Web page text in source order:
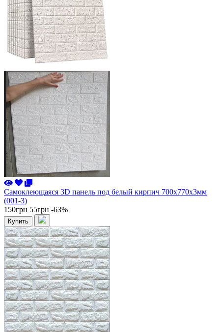
Самоклеющаяся 3D панель под белый кирпич 700x770x3мм
(001-3)
150грн 55грн -63%
Купить